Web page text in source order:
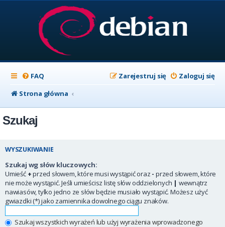
FAQ Zaloguj się
Zarejestruj się
Strona główna
Szukaj
WYSZUKIWANIE
Szukaj wg słów kluczowych:
Umieść +przed słowem, które musi wystąpić oraz - przed słowem, które
nie może wystąpić. Jeśli umieścisz listę słów oddzielonych | wewnątrz
nawiasów, tylko jedno ze słów będzie musiało wystąpić. Możesz użyć
gwiazdki (*) jako zamiennika dowolnego ciągu znaków.
Szukaj wszystkich wyrażeń lub użyj wyrażenia wprowadzonego